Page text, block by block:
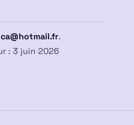
.
: 3 juin 2026